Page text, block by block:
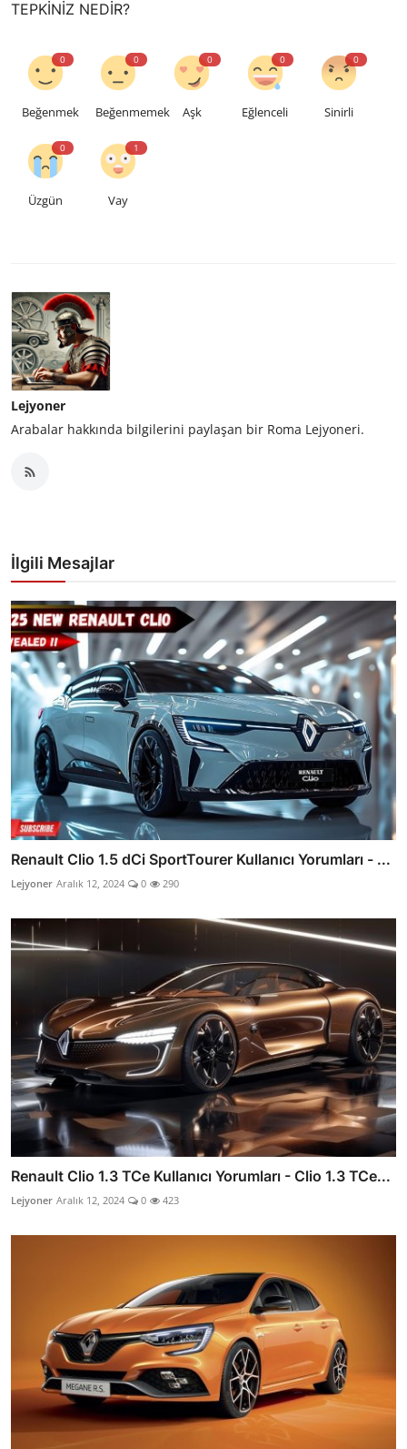
TEPKINIZ NEDIR?
0
Beğenmek
0
Beğenmemek
0
Aşk
0
Eğlenceli
0
Sinirli
0
Üzgün
1
Vay
Lejyoner
Arabalar hakkında bilgilerini paylaşan bir Roma Lejyoneri.
İlgili Mesajlar
Renault Clio 1.5 dCi SportTourer Kullanıcı Yorumları - ...
Lejyoner Aralık 12, 2024 0 290
Renault Clio 1.3 TCe Kullanıcı Yorumları - Clio 1.3 TCe...
Lejyoner Aralık 12, 2024 0 423